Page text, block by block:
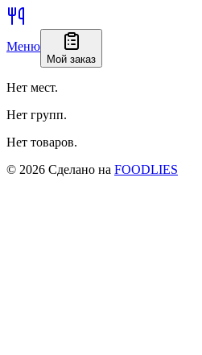
Меню
Мой заказ
Нет мест.
Нет групп.
Нет товаров.
© 2026 Сделано на FOODLIES